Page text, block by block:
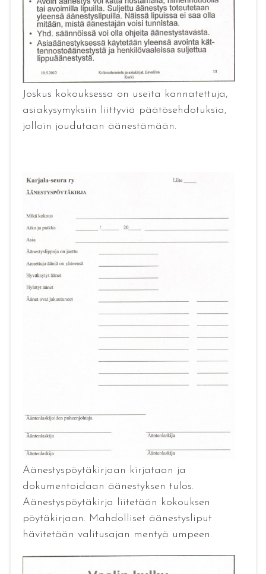
Joskus kokouksessa on useita kannatettuja,
asiakysymyksiin liittyviä päätösehdotuksia,
jolloin joudutaan äänestämään.
Äänestyspöytäkirjaan kirjataan ja
dokumentoidaan äänestyksen tulos.
Äänestyspöytäkirja liitetään kokouksen
pöytäkirjaan. Mahdolliset äänestysliput
hävitetään valitusajan mentyä umpeen.